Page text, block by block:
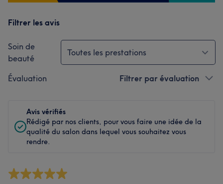
Filtrer les avis
Soin de
beauté
Toutes les prestations
Évaluation Filtrer par évaluation
Avis vérifiés
Rédigé par nos clients, pour vous faire une idée de la
qualité du salon dans lequel vous souhaitez vous
rendre.